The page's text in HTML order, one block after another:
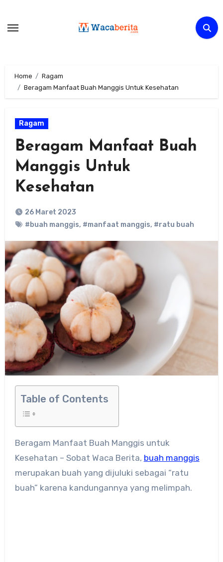
content
Home
Ragam
Beragam Manfaat Buah Manggis Untuk Kesehatan
Ragam
Beragam Manfaat Buah
Manggis Untuk
Kesehatan
26 Maret 2023
#buah manggis, #manfaat manggis, #ratu buah
Table of Contents
Beragam Manfaat Buah Manggis untuk
Kesehatan – Sobat Waca Berita, buah manggis
merupakan buah yang dijuluki sebagai “ratu
buah” karena kandungannya yang melimpah.